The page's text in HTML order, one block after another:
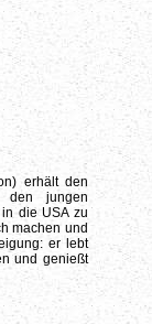
erhält den
den jungen
die USA zu
machen und
er lebt
und genießt